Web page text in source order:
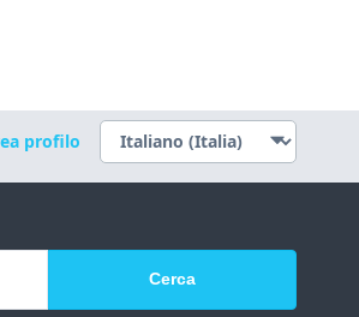
profilo
Cerca